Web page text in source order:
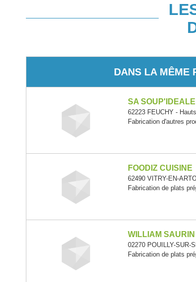
DANS LA MÊME
SA SOUP'IDEALE
62223 FEUCHY -
Fabrication d'autres
FOODIZ CUISINE
62490 VITRY-EN-
Fabrication de plats
WILLIAM
02270 POUILLY-SUR-
Fabrication de plats